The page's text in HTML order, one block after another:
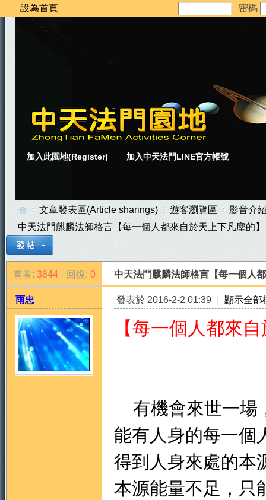
設為首頁 密碼
加入此園地(Register) 加入中天法門LINE官方帳號
中
天
»
文章發表區(Article sharings)
›
遊客瀏覽區
›
影音介
中天法門麒麟法師格言【每一個人都來自於天上下凡塵的】
查看: 3844 回復: 0 中天法門麒麟法師格言【每一個人
雨忠 發表於 2016-2-2 01:39 顯示全部
【每一個人都來
有機會來世一場
能有人身的每一個
得到人身來處的本
本源能量不足，只